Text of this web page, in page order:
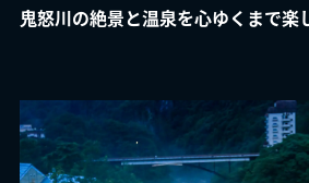
鬼怒川の絶景と温泉を心ゆくまで楽